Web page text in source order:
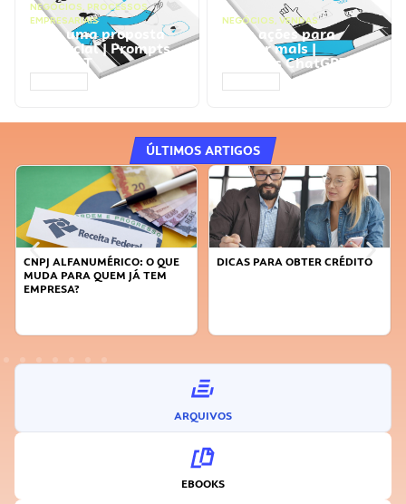
NEGÓCIOS, PROCESSOS
EMPRESARIAIS
Faça uma proposta
comercial | Prompts
ChatGPT
NEGÓCIOS, VENDAS
Faça ações para
vender mais |
Prompts ChatGPT
ÚLTIMOS ARTIGOS
DICAS PARA OBTER CRÉDITO
FAÇA A DIFERENÇA: SEJA
ARQUIVOS
EBOOKS